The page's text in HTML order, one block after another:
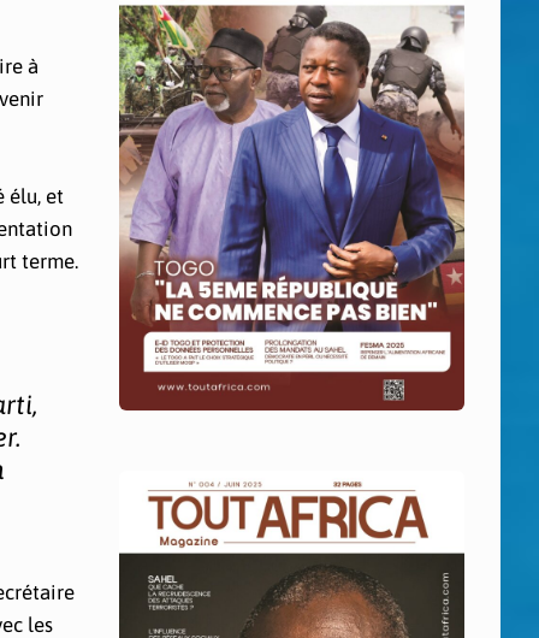
à
élu, et
terme.
les